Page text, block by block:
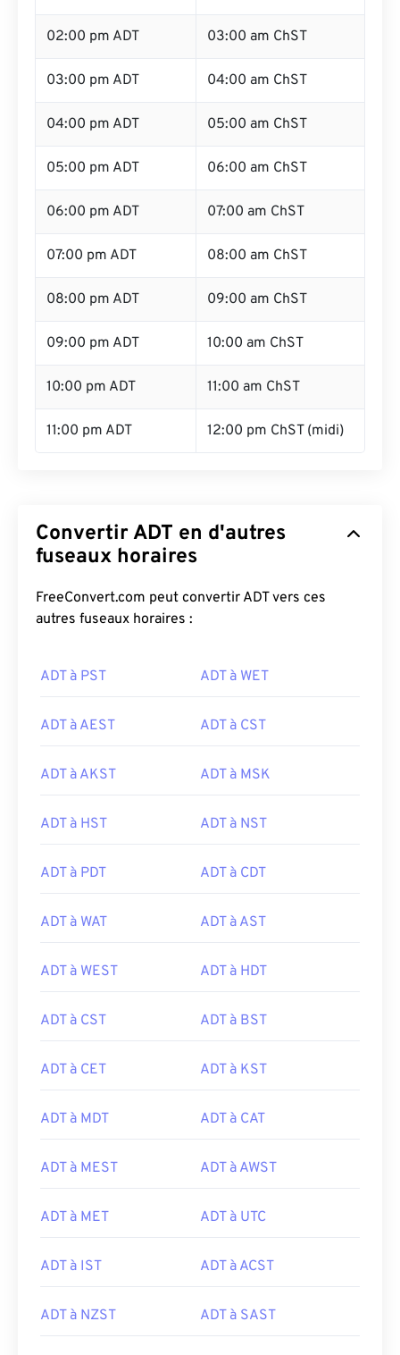
02:00 pm ADT 03:00 am ChST
03:00 pm ADT 04:00 am ChST
04:00 pm ADT 05:00 am ChST
05:00 pm ADT 06:00 am ChST
06:00 pm ADT 07:00 am ChST
07:00 pm ADT 08:00 am ChST
08:00 pm ADT 09:00 am ChST
09:00 pm ADT 10:00 am ChST
10:00 pm ADT 11:00 am ChST
11:00 pm ADT 12:00 pm ChST (midi)
Convertir ADT en d'autres
fuseaux horaires
FreeConvert.com peut convertir ADT vers ces
autres fuseaux horaires :
ADT à PST ADT à WET
ADT à AEST ADT à CST
ADT à AKST ADT à MSK
ADT à HST ADT à NST
ADT à PDT ADT à CDT
ADT à WAT ADT à AST
ADT à WEST ADT à HDT
ADT à CST ADT à BST
ADT à CET ADT à KST
ADT à MDT ADT à CAT
ADT à MEST ADT à AWST
ADT à MET ADT à UTC
ADT à IST ADT à ACST
ADT à NZST ADT à SAST